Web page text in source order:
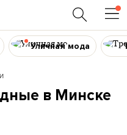
Уличная мода
в Минске